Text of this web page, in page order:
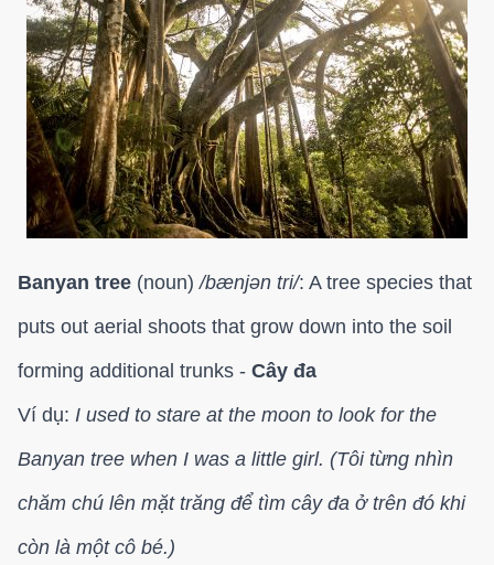
Banyan tree (noun)/bænjən tri/: A tree species that
puts out aerial shoots that grow down into the soil
forming additional trunks - Cây đa
Ví dụ: I used to stare at the moon to look for the
Banyan tree when I was a little girl. (Tôi từng nhìn
chăm chú lên mặt trăng để tìm cây đa ở trên đó khi
còn là một cô bé.)